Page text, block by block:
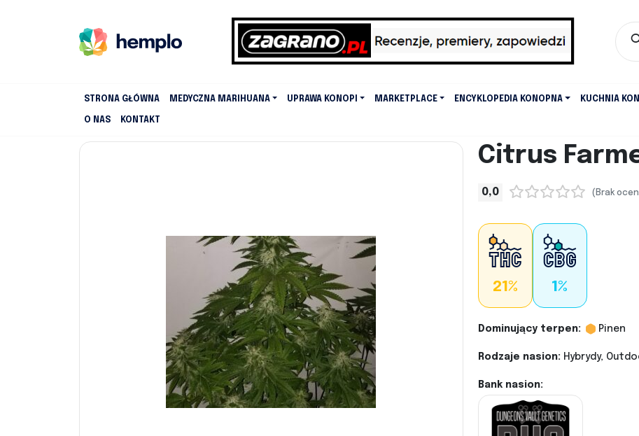
STRONA GŁÓWNA MEDYCZNA MARIHUANA UPRAWA KONOPI MARKETPLACE ENCYKLOPEDIA KONOPNA KUCHNIA
O NAS KONTAKT
Citrus
0,0 (Brak
21% 1%
Dominujący terpen: Pinen
Rodzaje nasion: Hybrydy,
Bank nasion: